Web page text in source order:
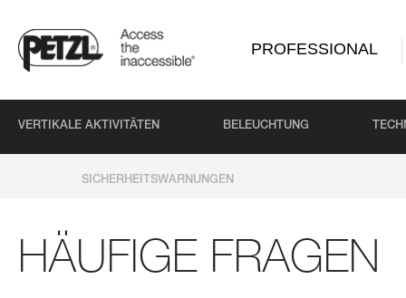
PROFESSIONAL
VERTIKALE AKTIVITÄTEN BELEUCHTUNG
SICHERHEITSWARNUNGEN
HÄUFIGE FRAGEN